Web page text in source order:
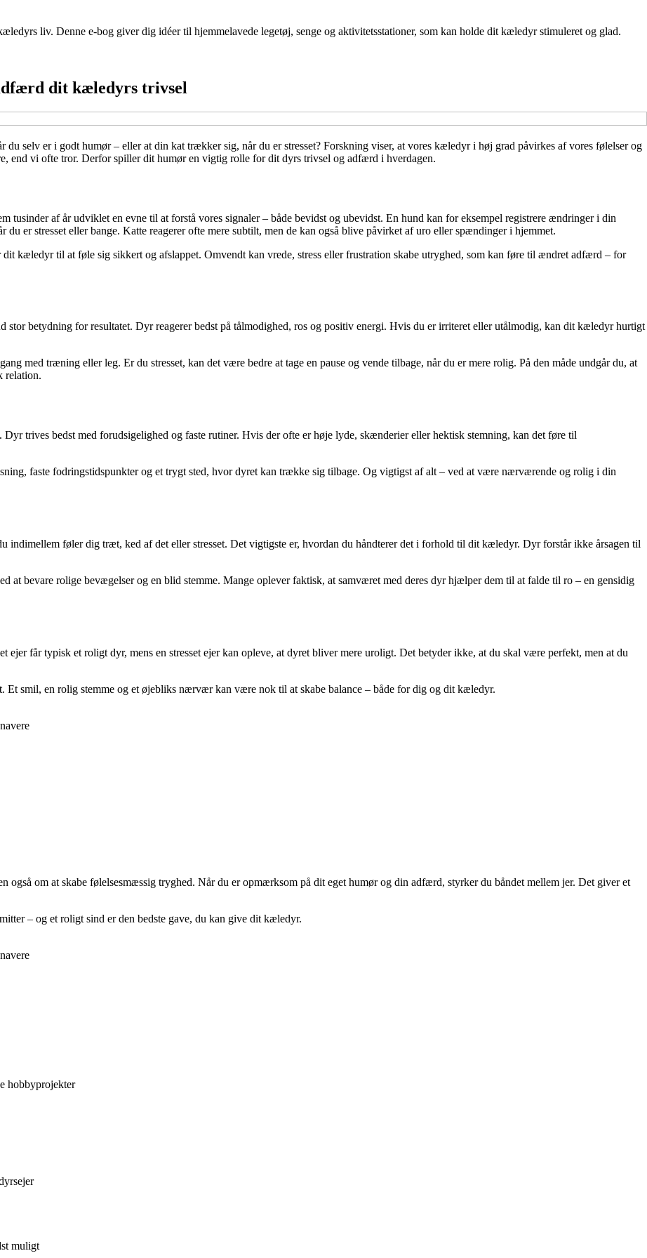
liv. Denne e-bog giver dig idéer til hjemmelavede legetøj, senge og aktivitetsstationer, som kan holde dit kæledyr stimuleret og glad.
dit kæledyrs trivsel
selv er i godt humør – eller at din kat trækker sig, når du er stresset? Forskning viser, at vores kæledyr i høj grad påvirkes af vores følelser og
end vi ofte tror. Derfor spiller dit humør en vigtig rolle for dit dyrs trivsel og adfærd i hverdagen.
tusinder af år udviklet en evne til at forstå vores signaler – både bevidst og ubevidst. En hund kan for eksempel registrere ændringer i din
er stresset eller bange. Katte reagerer ofte mere subtilt, men de kan også blive påvirket af uro eller spændinger i hjemmet.
kæledyr til at føle sig sikkert og afslappet. Omvendt kan vrede, stress eller frustration skabe utryghed, som kan føre til ændret adfærd – for
betydning for resultatet. Dyr reagerer bedst på tålmodighed, ros og positiv energi. Hvis du er irriteret eller utålmodig, kan dit kæledyr hurtigt
med træning eller leg. Er du stresset, kan det være bedre at tage en pause og vende tilbage, når du er mere rolig. På den måde undgår du, at
relation.
trives bedst med forudsigelighed og faste rutiner. Hvis der ofte er høje lyde, skænderier eller hektisk stemning, kan det føre til
faste fodringstidspunkter og et trygt sted, hvor dyret kan trække sig tilbage. Og vigtigst af alt – ved at være nærværende og rolig i din
indimellem føler dig træt, ked af det eller stresset. Det vigtigste er, hvordan du håndterer det i forhold til dit kæledyr. Dyr forstår ikke årsagen til
at bevare rolige bevægelser og en blid stemme. Mange oplever faktisk, at samværet med deres dyr hjælper dem til at falde til ro – en gensidig
ejer får typisk et roligt dyr, mens en stresset ejer kan opleve, at dyret bliver mere uroligt. Det betyder ikke, at du skal være perfekt, men at du
Et smil, en rolig stemme og et øjebliks nærvær kan være nok til at skabe balance – både for dig og dit kæledyr.
om at skabe følelsesmæssig tryghed. Når du er opmærksom på dit eget humør og din adfærd, styrker du båndet mellem jer. Det giver et
– og et roligt sind er den bedste gave, du kan give dit kæledyr.
hobbyprojekter
muligt